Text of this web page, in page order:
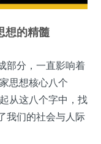
想的精髓
部分，一直影响着
思想核心八个
从这八个字中，找
我们的社会与人际